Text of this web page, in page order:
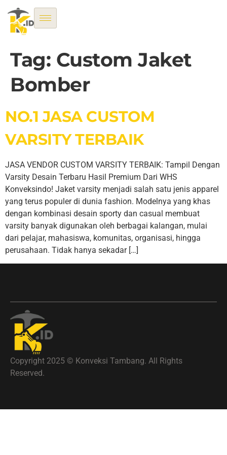
Tag: Custom Jaket
Bomber
NO.1 JASA CUSTOM
VARSITY TERBAIK
JASA VENDOR CUSTOM VARSITY TERBAIK: Tampil Dengan
Varsity Desain Terbaru Hasil Premium Dari WHS
Konveksindo! Jaket varsity menjadi salah satu jenis apparel
yang terus populer di dunia fashion. Modelnya yang khas
dengan kombinasi desain sporty dan casual membuat
varsity banyak digunakan oleh berbagai kalangan, mulai
dari pelajar, mahasiswa, komunitas, organisasi, hingga
perusahaan. Tidak hanya sekadar […]
Copyright 2025 © Konveksi Tambang. All Rights
Reserved.